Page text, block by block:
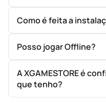
Como é feita a
Posso jogar Offline?
A XGAMESTORE é
que tenho?